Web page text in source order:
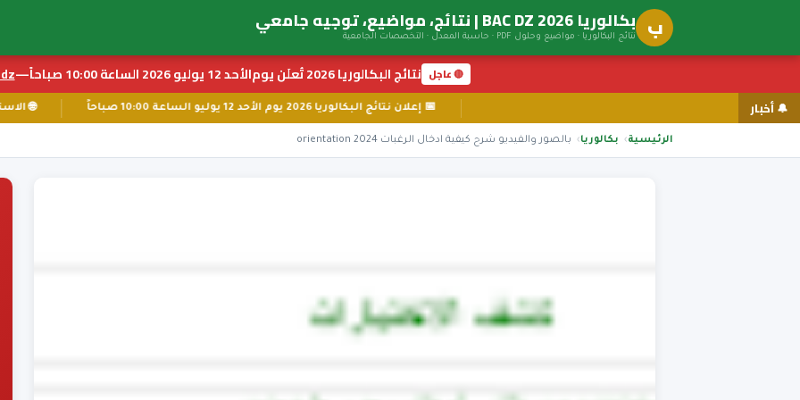
ب بكالوريا BAC DZ 2026 | نتائج، مواضيع، توجيه جامعي
نتائج البكالوريا · مواضيع وحلول PDF · حاسبة المعدل · التخصصات الجامعية
🔴 عاجل نتائج البكالوريا 2026 تُعلَن يوم الأحد 12 يوليو 2026 الساعة 10:00 صباحاً —
←
🔔 أخبار 📅 إعلان نتائج البكالوريا 2026 يوم الأحد 12 يوليو الساعة 10:00 صباحاً
الرئيسية بكالوريا بالصور والفيديو شرح كيفية ادخال الرغبات 2024 orientation